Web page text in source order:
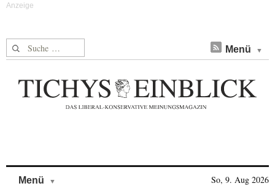
Suche nach: Menü
Menü So, 9. Aug 2026